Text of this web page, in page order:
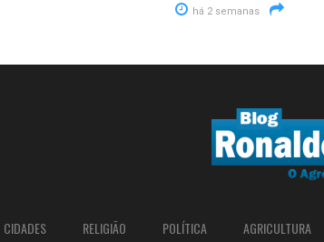
há 2 semanas
CIDADES RELIGIÃO POLÍTICA AGRICULTURA